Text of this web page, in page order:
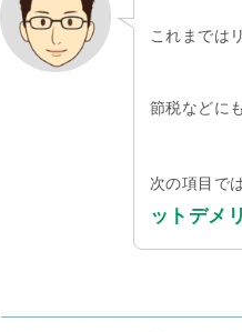
これまでは
節税などに
次の項目では
ットデメ